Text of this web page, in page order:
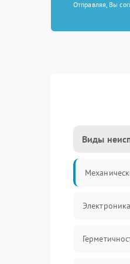
Отправляя, Вы
Виды
Электроника